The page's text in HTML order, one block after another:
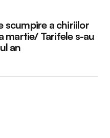
scumpire a chiriilor
martie/ Tarifele s-au
an